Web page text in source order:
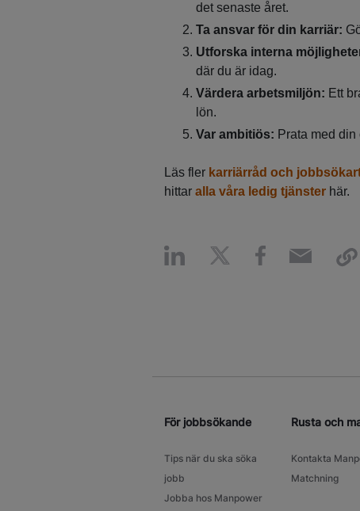
det senaste året.
Ta ansvar för din karriär:
Utforska interna
där du är idag.
Värdera arbetsmiljön: Ett
lön.
Var ambitiös: Prata med
Läs fler karriärråd och
hittar alla våra ledig tjänster här.
För jobbsökande
Tips när du ska söka
jobb
Jobba hos Manpower
Rusta och
Kontakta
Matchning